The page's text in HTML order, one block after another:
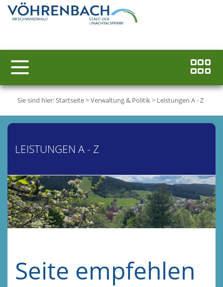
Sie sind hier:Startseite>Verwaltung & Politik> Leistungen A - Z
LEISTUNGEN A - Z
Seite empfehlen